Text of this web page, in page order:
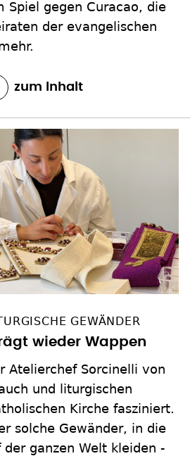
Spiel gegen Curacao, die
der evangelischen
zum Inhalt
GEWÄNDER
wieder Wappen
Atelierchef Sorcinelli von
und liturgischen
Kirche fasziniert.
solche Gewänder, in die
ganzen Welt kleiden -